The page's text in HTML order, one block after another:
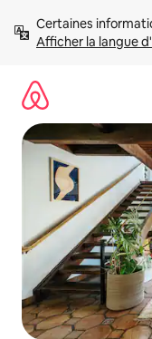
directement
Afficher la langue